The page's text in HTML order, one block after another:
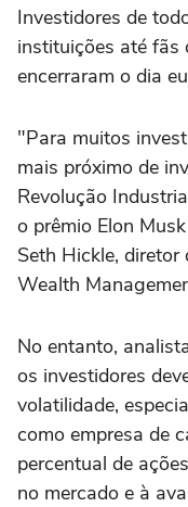
Investidores de
instituições até fãs
encerraram o dia
"Para muitos
mais próximo ‌de
Revolução
o prêmio Elon
Seth Hickle,
Wealth
No entanto,
os investidores
volatilidade,
como empresa de
percentual de
no mercado e à